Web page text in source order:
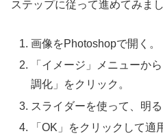
ステップに従って進めてみまし
画像をPhotoshopで開く。
「イメージ」メニューか
調化」をクリック。
スライダーを使って、明
「OK」をクリックして適